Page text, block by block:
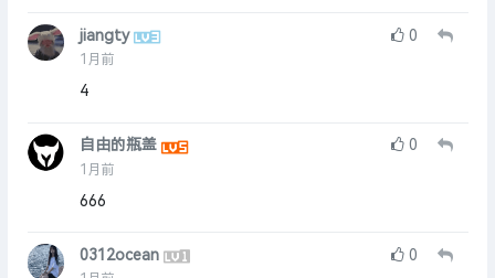
jiangty
1月前
0
4
自由的瓶盖
1月前
0
666
0312ocean 0